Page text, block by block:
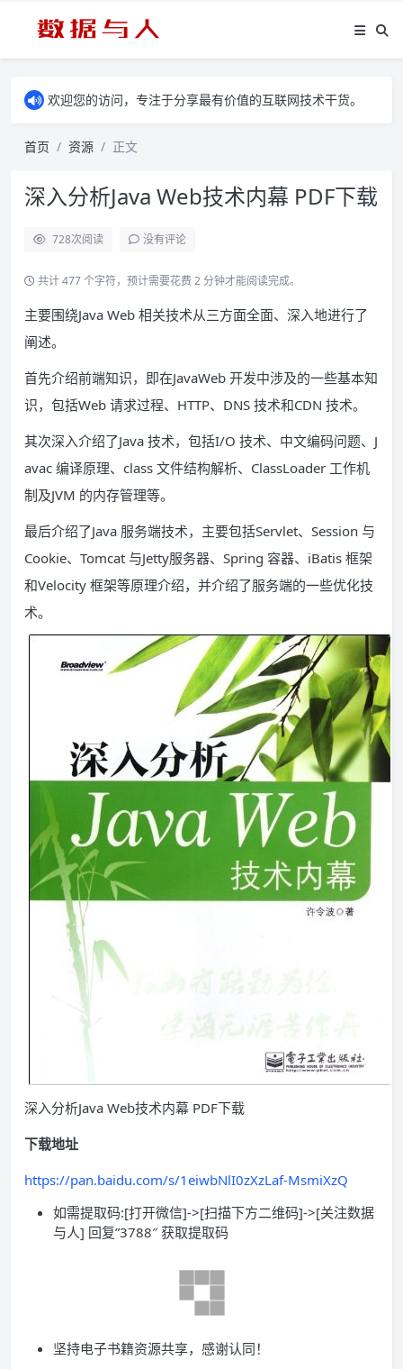
欢迎您的访问，专注于分享最有价值的互联网技术干货。
首页 资源 正文
深入分析Java Web技术内幕 PDF下载
728次阅读 没有评论
共计 477 个字符，预计需要花费 2 分钟才能阅读完成。
主要围绕Java Web 相关技术从三方面全面、深入地进行了
阐述。
首先介绍前端知识，即在JavaWeb 开发中涉及的一些基本知
识，包括Web 请求过程、HTTP、DNS 技术和CDN 技术。
其次深入介绍了Java 技术，包括I/O 技术、中文编码问题、J
avac 编译原理、class 文件结构解析、ClassLoader 工作机
制及JVM 的内存管理等。
最后介绍了Java 服务端技术，主要包括Servlet、Session 与
Cookie、Tomcat 与Jetty服务器、Spring 容器、iBatis 框架
和Velocity 框架等原理介绍，并介绍了服务端的一些优化技
术。
深入分析Java Web技术内幕 PDF下载
下载地址
https://pan.baidu.com/s/1eiwbNlI0zXzLaf-MsmiXzQ
如需提取码:[打开微信]->[扫描下方二维码]->[关注数据
与人] 回复”3788″ 获取提取码
坚持电子书籍资源共享，感谢认同！